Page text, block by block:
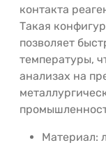
контакта
Такая
позволяет
температуры,
анализах на
Материал: